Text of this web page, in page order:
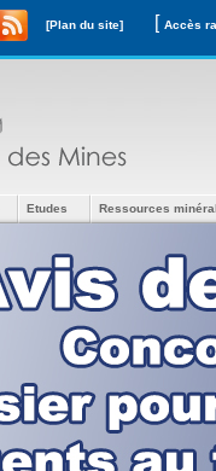
[Plan du site] [
Etudes Ressources